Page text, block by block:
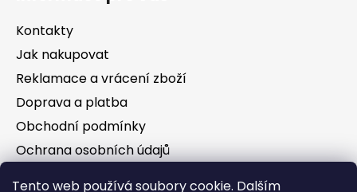
Tento web používá soubory cookie. Dalším
Kontakty
Jak nakupovat
Reklamace a vrácení zboží
Doprava a platba
Obchodní podmínky
Ochrana osobních údajů